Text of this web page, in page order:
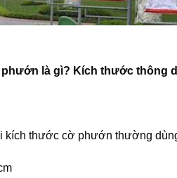
phướn là gì? Kích thước thông
kích thước cờ phướn thường